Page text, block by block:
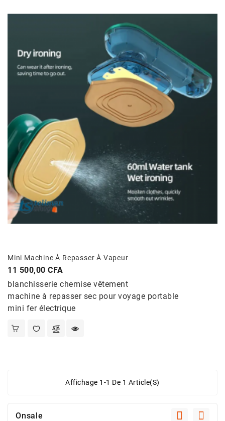
Electronique
High-
Homme
Femme
Bébé
Véhicules
Jeux
Santé
Et
Beauté
Mini Machine À Repasser À Vapeur
Prix
11 500,00 CFA
blanchisserie chemise vêtement
machine à repasser sec pour voyage portable
mini fer électrique
Affichage 1-1 De 1 Article(s)
Onsale